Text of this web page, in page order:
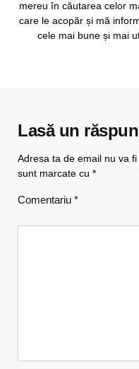
mereu în căutarea celor
care le acopăr și mă
cele mai bune și mai
Lasă un
Adresa ta de email nu va fi
sunt marcate cu *
Comentariu *